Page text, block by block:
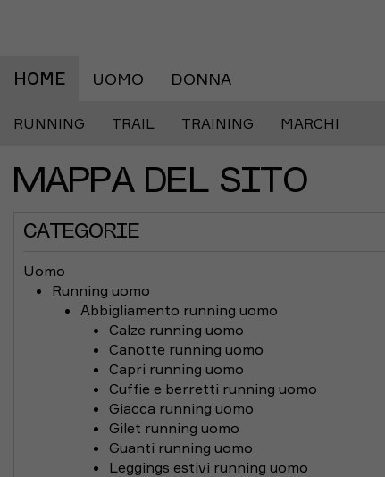
HOME UOMO DONNA
RUNNING TRAIL TRAINING MARCHI
MAPPA DEL SITO
CATEGORIE
Uomo
Running uomo
Abbigliamento running uomo
Calze running uomo
Canotte running uomo
Capri running uomo
Cuffie e berretti running uomo
Giacca running uomo
Gilet running uomo
Guanti running uomo
Leggings estivi running uomo